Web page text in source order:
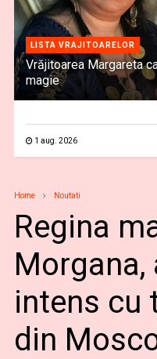
LISTA VRAJITOARELOR
Vrăjitoarea Margareta
magie
1 aug. 2026
Home Noutati
Regina
intens cu
din